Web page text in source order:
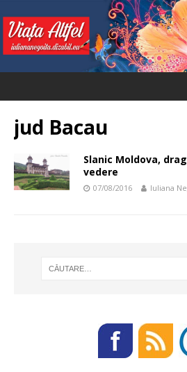
jud Bacau
Slanic Moldova,
vedere
07/08/2016 Iuliana